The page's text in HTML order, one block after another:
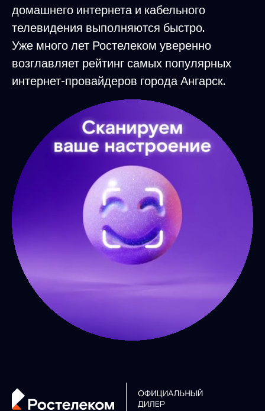
домашнего интернета и кабельного
телевидения выполняются быстро.
Уже много лет Ростелеком уверенно
возглавляет рейтинг самых популярных
интернет-провайдеров города Ангарск.